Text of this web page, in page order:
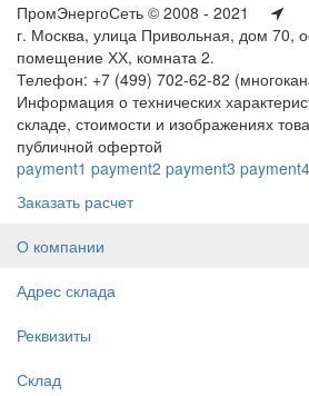
ПромЭнергоСеть © 2008 - 2021
г. Москва, улица Привольная, дом 70,
помещение ХХ, комната 2.
Телефон: +7 (499) 702-62-82
Информация о технических
складе, стоимости и изображениях
публичной офертой
payment1 payment2 payment3 payment4
Заказать расчет
О компании
Адрес склада
Реквизиты
Склад